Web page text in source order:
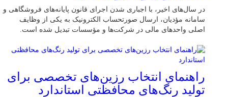
در سال‌های اخیر، با اجباری شدن اجرای قانون پایانه‌های فروشگاهی و
سامانه مؤدیان، ارسال صورتحساب الکترونیک به یکی از وظایف
اصلی واحدهای مالی در شرکت‌ها و مؤسسات تبدیل شده است.
راهنمای انتخاب رزین‌های تخصصی برای
تولید رنگ‌های محافظتی استاندارد